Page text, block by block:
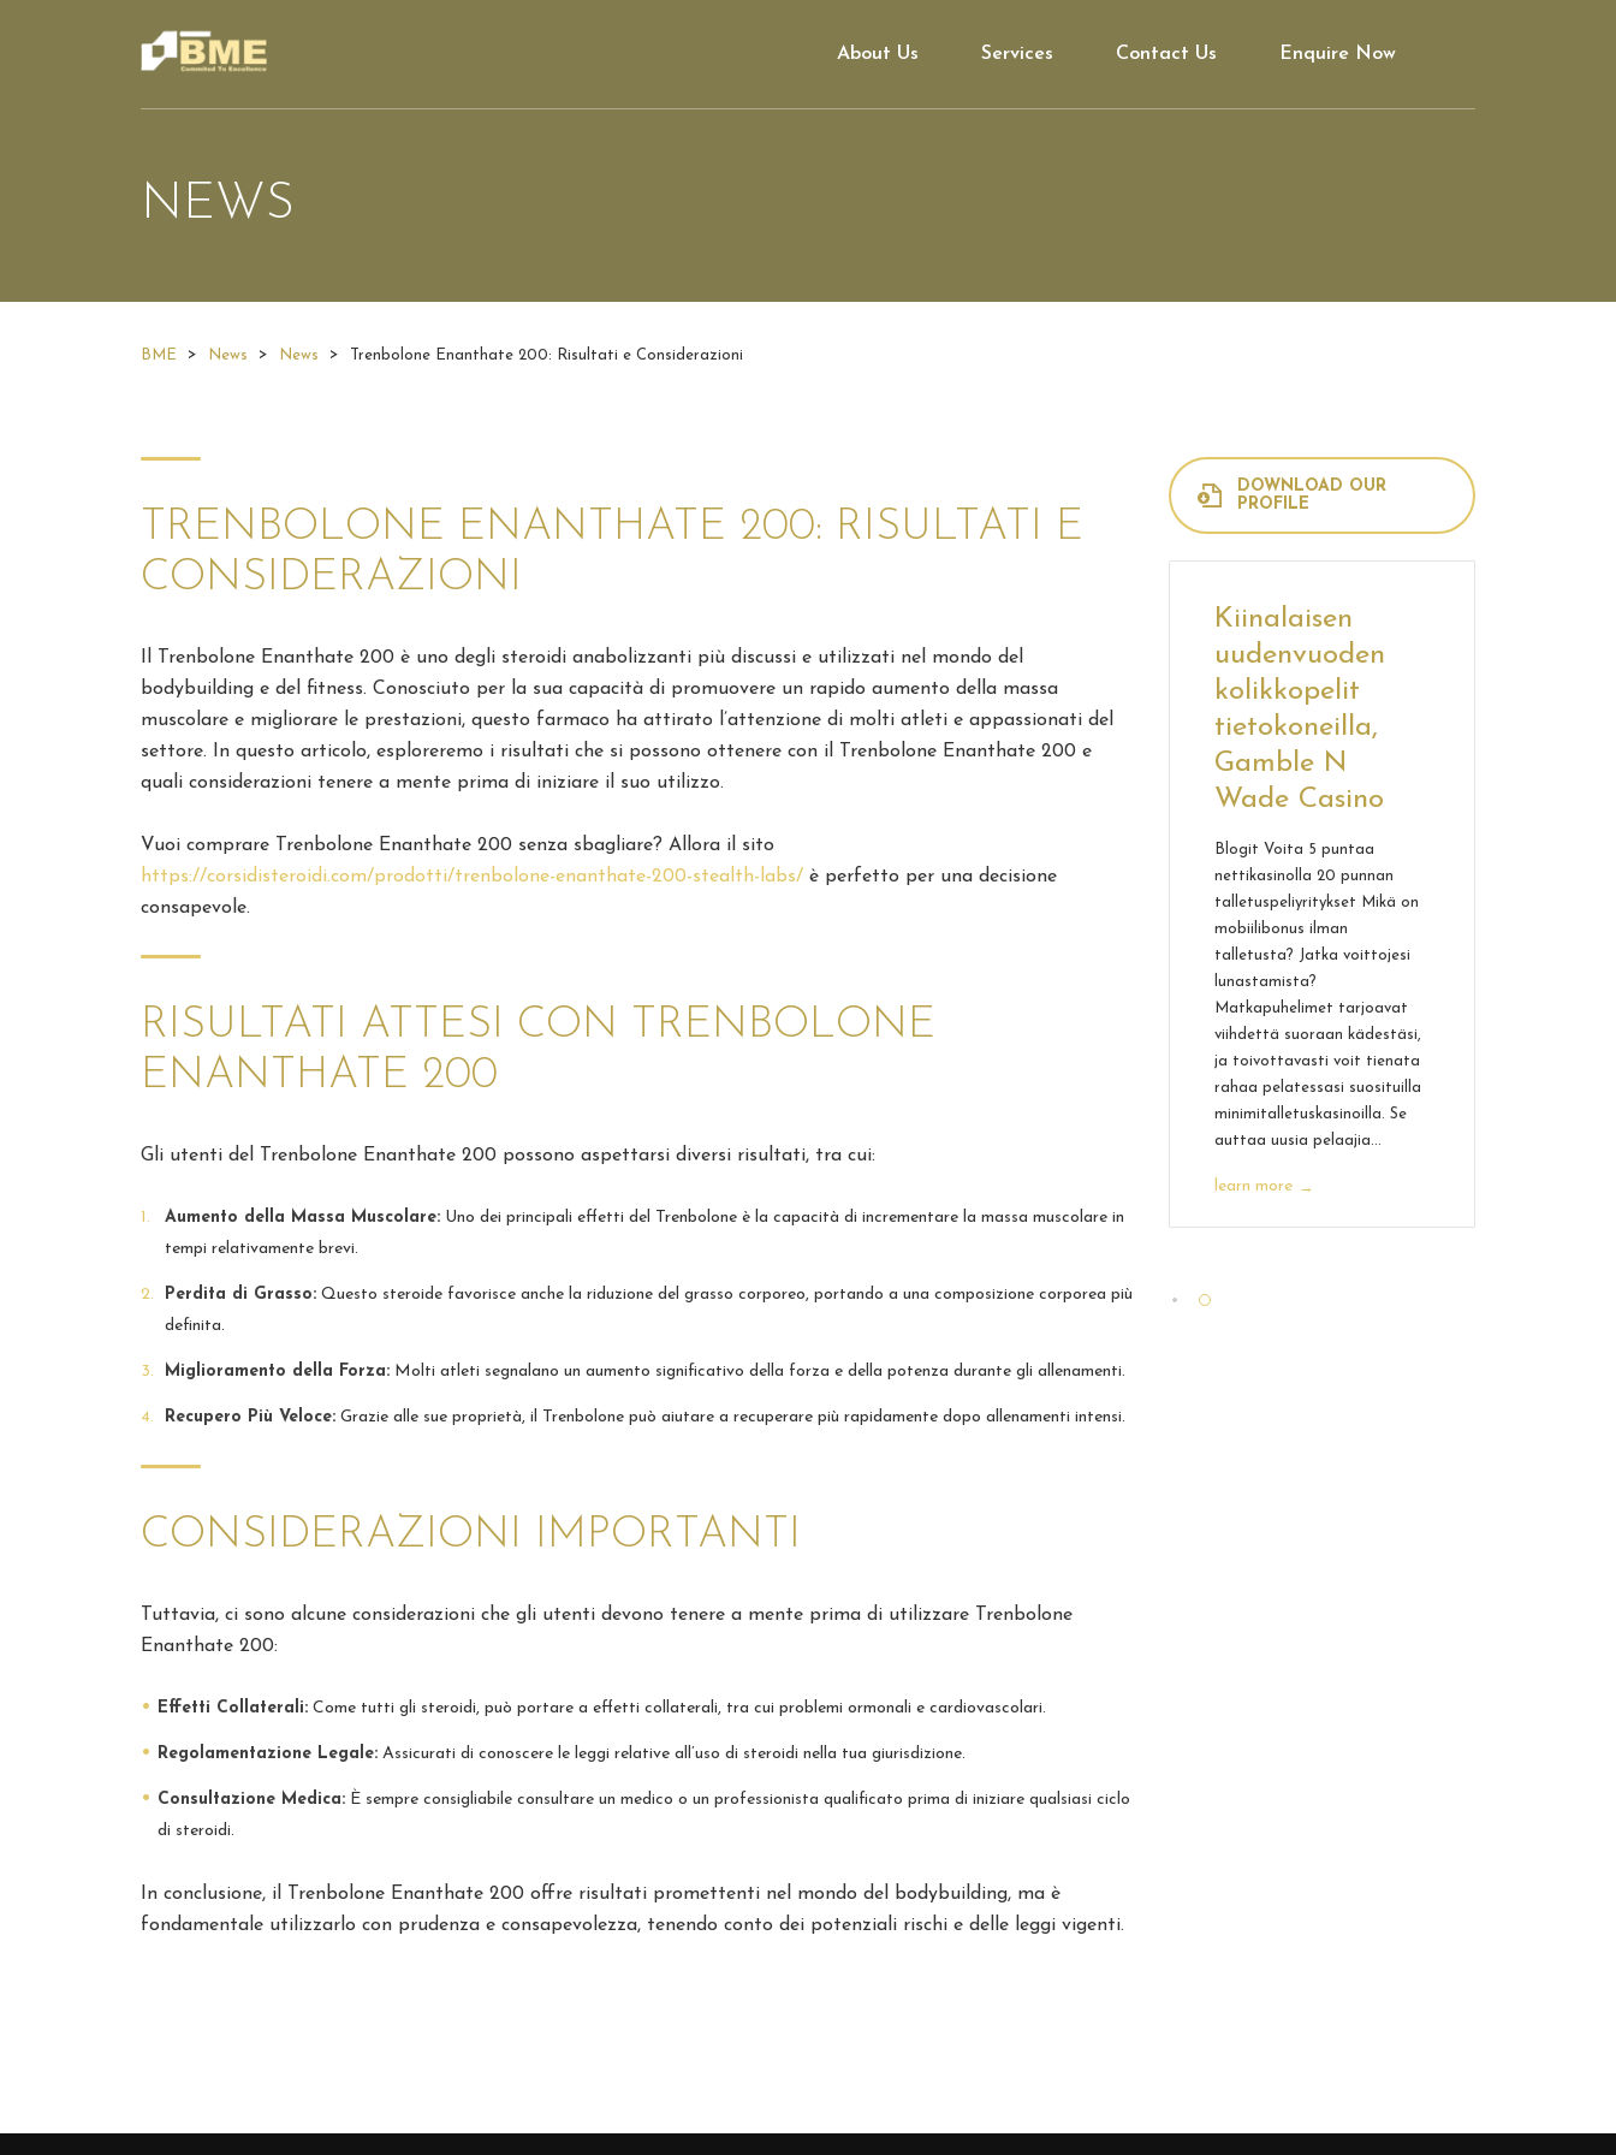
About Us Services Contact Us Enquire Now
NEWS
BME > News > News > Trenbolone Enanthate 200: Risultati e Considerazioni
TRENBOLONE ENANTHATE 200: RISULTATI E
CONSIDERAZIONI
Il Trenbolone Enanthate 200 è uno degli steroidi anabolizzanti più discussi e utilizzati nel mondo del
bodybuilding e del fitness. Conosciuto per la sua capacità di promuovere un rapido aumento della massa
muscolare e migliorare le prestazioni, questo farmaco ha attirato l’attenzione di molti atleti e appassionati del
settore. In questo articolo, esploreremo i risultati che si possono ottenere con il Trenbolone Enanthate 200 e
quali considerazioni tenere a mente prima di iniziare il suo utilizzo.
Vuoi comprare Trenbolone Enanthate 200 senza sbagliare? Allora il sito
https://corsidisteroidi.com/prodotti/trenbolone-enanthate-200-stealth-labs/ è perfetto per una decisione
consapevole.
RISULTATI ATTESI CON TRENBOLONE
ENANTHATE 200
Gli utenti del Trenbolone Enanthate 200 possono aspettarsi diversi risultati, tra cui:
Aumento della Massa Muscolare: Uno dei principali effetti del Trenbolone è la capacità di incrementare la massa muscolare in
tempi relativamente brevi.
Perdita di Grasso: Questo steroide favorisce anche la riduzione del grasso corporeo, portando a una composizione corporea più
definita.
Miglioramento della Forza: Molti atleti segnalano un aumento significativo della forza e della potenza durante gli allenamenti.
Recupero Più Veloce: Grazie alle sue proprietà, il Trenbolone può aiutare a recuperare più rapidamente dopo allenamenti intensi.
CONSIDERAZIONI IMPORTANTI
Tuttavia, ci sono alcune considerazioni che gli utenti devono tenere a mente prima di utilizzare Trenbolone
Enanthate 200:
Effetti Collaterali: Come tutti gli steroidi, può portare a effetti collaterali, tra cui problemi ormonali e cardiovascolari.
Regolamentazione Legale: Assicurati di conoscere le leggi relative all’uso di steroidi nella tua giurisdizione.
Consultazione Medica: È sempre consigliabile consultare un medico o un professionista qualificato prima di iniziare qualsiasi ciclo
di steroidi.
In conclusione, il Trenbolone Enanthate 200 offre risultati promettenti nel mondo del bodybuilding, ma è
fondamentale utilizzarlo con prudenza e consapevolezza, tenendo conto dei potenziali rischi e delle leggi vigenti.
DOWNLOAD OUR
PROFILE
aprovechando
al máximo tus
experiencias de
juego en línea
evolucionado
jugadores. Sin embargo,
muchos se preguntan: ¿están
Kiinalaisen
uudenvuoden
kolikkopelit
tietokoneilla,
Gamble N
Wade Casino
Blogit Voita 5 puntaa
nettikasinolla 20 punnan
talletuspeliyritykset Mikä on
mobiilibonus ilman
talletusta? Jatka voittojesi
lunastamista?
Matkapuhelimet tarjoavat
viihdettä suoraan kädestäsi,
ja toivottavasti voit tienata
rahaa pelatessasi suosituilla
minimitalletuskasinoilla. Se
auttaa uusia pelaajia...
learn more →